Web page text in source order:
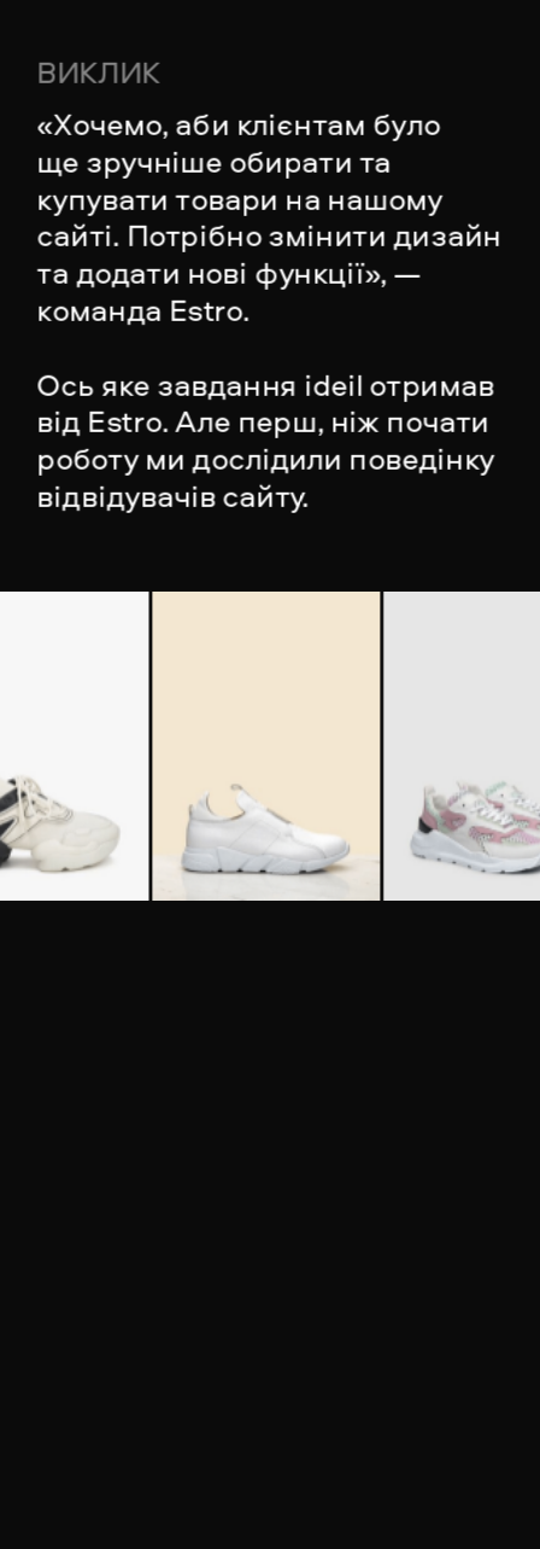
ВИКЛИК
«Хочемо, аби клієнтам було
ще зручніше обирати та
купувати товари на нашому
сайті. Потрібно змінити дизайн
та додати нові функції», —
команда Estro.
Ось яке завдання ideil отримав
від Estro. Але перш, ніж почати
роботу ми дослідили поведінку
відвідувачів сайту.